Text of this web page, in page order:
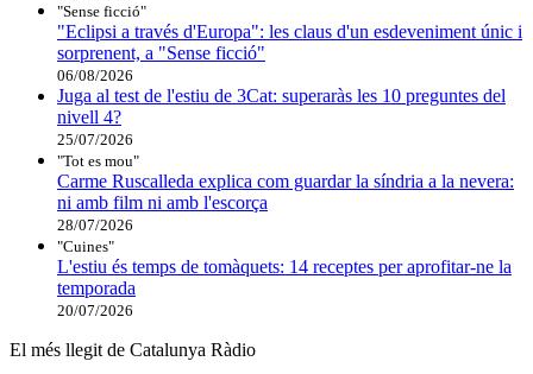
"Sense ficció"
"Eclipsi a través d'Europa": les claus d'un esdeveniment únic i
sorprenent, a "Sense ficció"
06/08/2026
Juga al test de l'estiu de 3Cat: superaràs les 10 preguntes del
nivell 4?
25/07/2026
"Tot es mou"
Carme Ruscalleda explica com guardar la síndria a la nevera:
ni amb film ni amb l'escorça
28/07/2026
"Cuines"
L'estiu és temps de tomàquets: 14 receptes per aprofitar-ne la
temporada
20/07/2026
El més llegit de Catalunya Ràdio